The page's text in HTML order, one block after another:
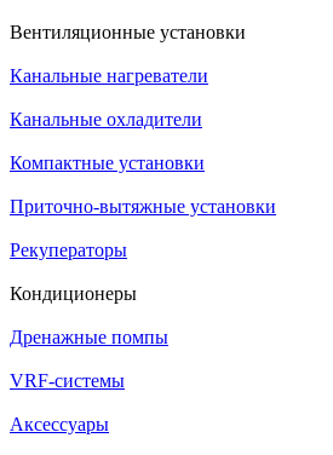
Вентиляционные установки
Канальные нагреватели
Канальные охладители
Компактные установки
Приточно-вытяжные установки
Рекуператоры
Кондиционеры
Дренажные помпы
VRF-системы
Аксессуары